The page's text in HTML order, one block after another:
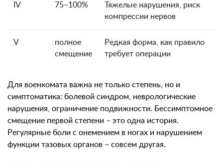
IV 75–100%
Тяжелые нарушения, риск
компрессии нервов
V
полное
смещение
Редкая форма, как правило
требует операции
Для военкомата важна не только степень, но и
симптоматика: болевой синдром, неврологические
нарушения, ограничение подвижности. Бессимптомное
смещение первой степени – это одна история.
Регулярные боли с онемением в ногах и нарушением
функции тазовых органов – совсем другая.